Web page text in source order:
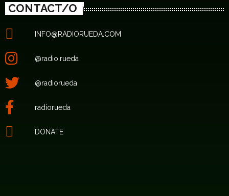
CONTACT/O
INFO@RADIORUEDA.COM
@radio.rueda
@radiorueda
radiorueda
DONATE